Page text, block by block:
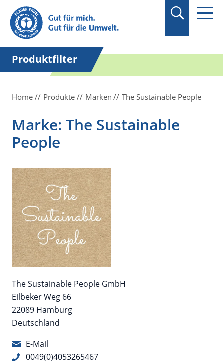
Suchbegriff in
Anführungszeichen
setzen.
Produktfilter
Home Produkte Marken The Sustainable People
Marke: The Sustainable
People
The Sustainable People GmbH
Eilbeker Weg 66
22089 Hamburg
Deutschland
E-Mail
0049(0)4053265467